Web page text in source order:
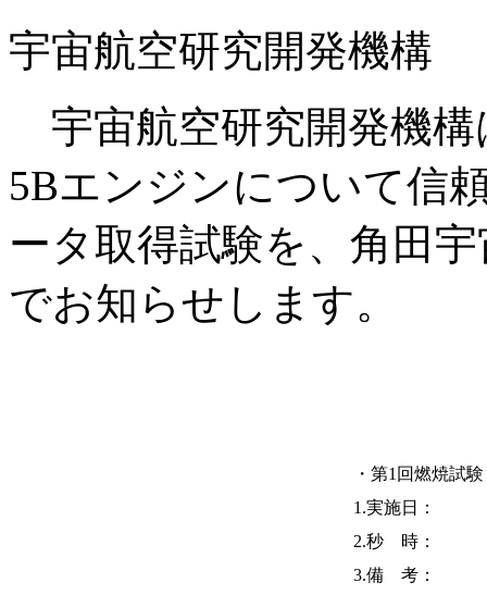
宇宙航空研究開発機構
宇宙航空研究開発機
5Bエンジンについて信
ータ取得試験を、角田
でお知らせします。
・第1回燃焼試験
1.実施日：
2.秒 時：
3.備 考：